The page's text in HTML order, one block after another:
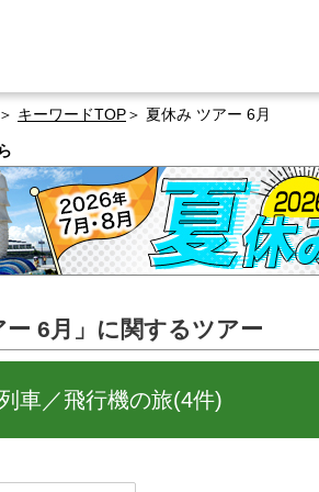
キーワードTOP 夏休み ツアー 6月
ー 6月」に関するツアー
車／飛行機の旅(4件)